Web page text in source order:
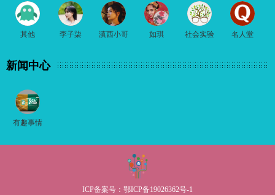
其他 李子柒 滇西小哥 如琪 社会实验 名人堂
新闻中心
有趣事情
ICP备案号： 鄂ICP备19026362号-1